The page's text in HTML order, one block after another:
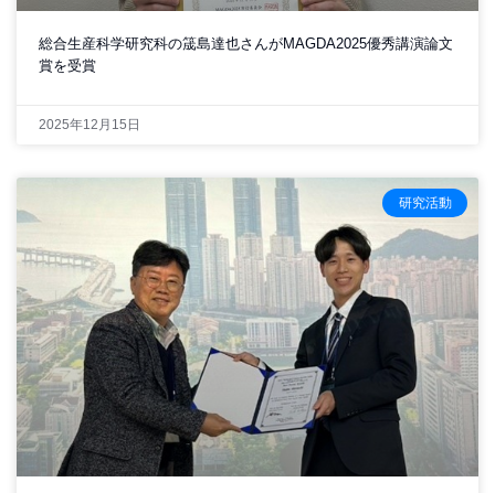
総合生産科学研究科の筬島達也さんがMAGDA2025優秀講演論文
賞を受賞
2025年12月15日
研究活動